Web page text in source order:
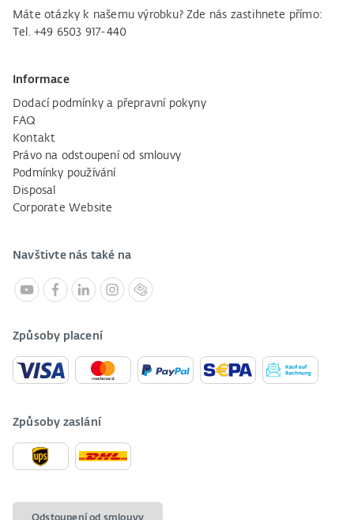
Máte otázky k našemu výrobku? Zde nás zastihnete přímo:
Tel. +49 6503 917-440
Informace
Dodací podmínky a přepravní pokyny
FAQ
Kontakt
Právo na odstoupení od smlouvy
Podmínky používání
Disposal
Corporate Website
Navštivte nás také na
Způsoby placení
Způsoby zaslání